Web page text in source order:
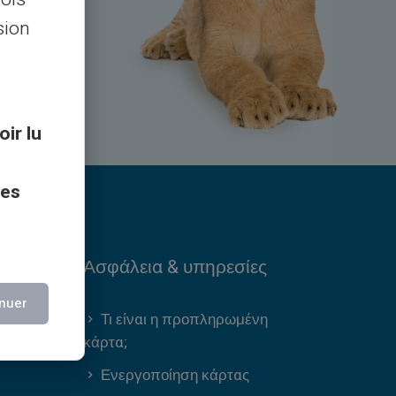
Ασφάλεια & υπηρεσίες
Τι είναι η προπληρωμένη
κάρτα;
Ενεργοποίηση κάρτας
lu